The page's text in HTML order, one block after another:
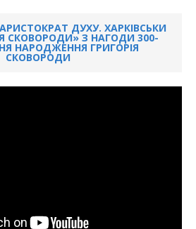
ДУХУ. ХАРКІВСЬКИ
СКОВОРОДИ» З НАГОДИ 300-
НАРОДЖЕННЯ ГРИГОРІЯ
СКОВОРОДИ